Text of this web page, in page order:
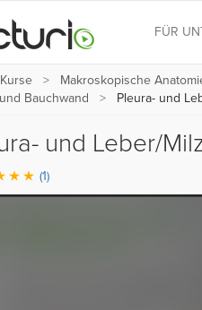
FÜR
Makroskopische
Bauchwand
Pleura- und
und Leber/
(1)